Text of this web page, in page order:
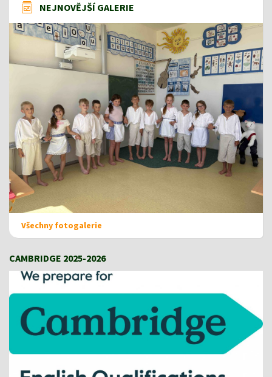
NEJNOVĚJŠÍ GALERIE
Všechny fotogalerie
CAMBRIDGE 2025-2026